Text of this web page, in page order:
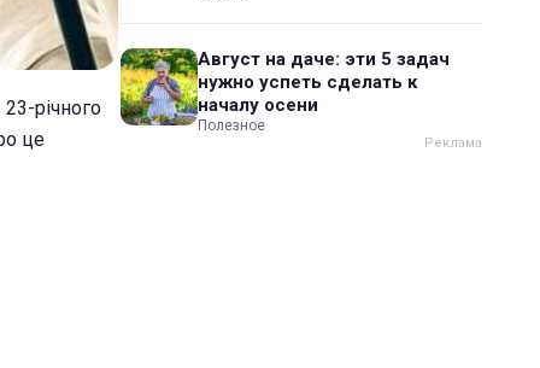
річного
це
Август на даче: эти 5 задач
нужно успеть сделать к
началу осени
Полезное